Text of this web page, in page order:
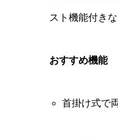
スト機能付き
おすすめ機能
首掛け式で